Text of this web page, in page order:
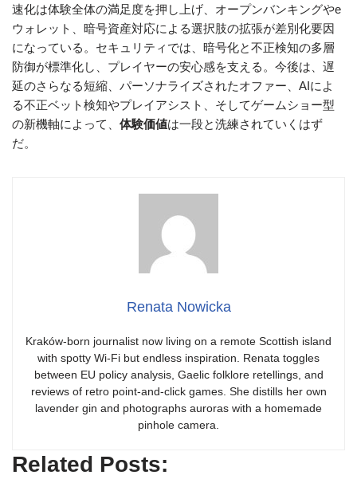
速化は体験全体の満足度を押し上げ、オープンバンキングやe
ウォレット、暗号資産対応による選択肢の拡張が差別化要因
になっている。セキュリティでは、暗号化と不正検知の多層
防御が標準化し、プレイヤーの安心感を支える。今後は、遅
延のさらなる短縮、パーソナライズされたオファー、AIによ
る不正ベット検知やプレイアシスト、そしてゲームショー型
の新機軸によって、 体験価値は一段と洗練されていくはず
だ。
Renata Nowicka
Kraków-born journalist now living on a remote Scottish island
with spotty Wi-Fi but endless inspiration. Renata toggles
between EU policy analysis, Gaelic folklore retellings, and
reviews of retro point-and-click games. She distills her own
lavender gin and photographs auroras with a homemade
pinhole camera.
Related Posts: